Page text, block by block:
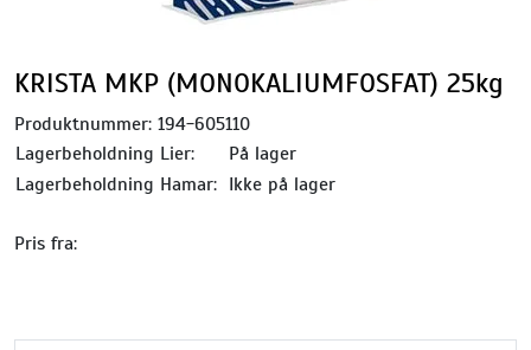
KRISTA MKP (MONOKALIUMFOSFAT) 25kg
Produktnummer: 194-605110
Lagerbeholdning Lier:
På lager
Lagerbeholdning Hamar: Ikke på lager
Pris fra: